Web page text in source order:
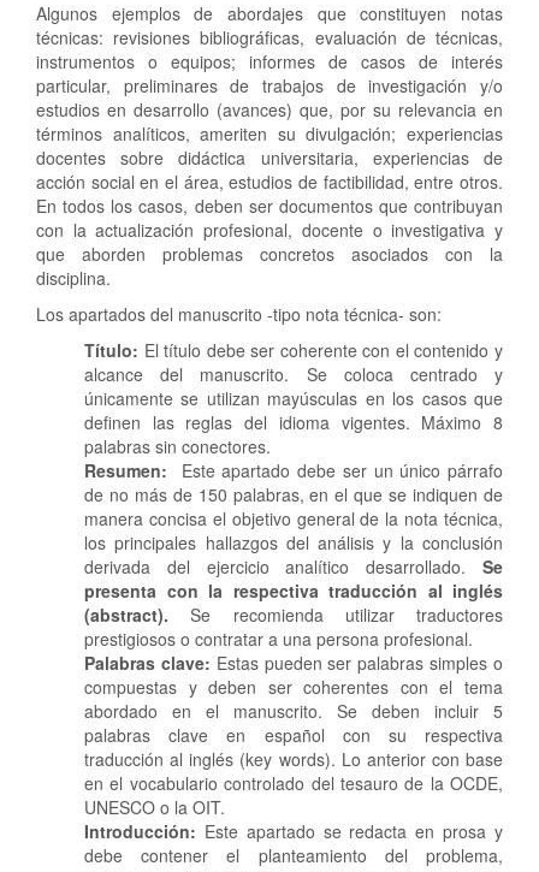
Algunos ejemplos de abordajes que constituyen notas
técnicas: revisiones bibliográficas, evaluación de técnicas,
instrumentos o equipos; informes de casos de interés
particular, preliminares de trabajos de investigación y/o
estudios en desarrollo (avances) que, por su relevancia en
términos analíticos, ameriten su divulgación; experiencias
docentes sobre didáctica universitaria, experiencias de
acción social en el área, estudios de factibilidad, entre otros.
En todos los casos, deben ser documentos que contribuyan
con la actualización profesional, docente o investigativa y
que aborden problemas concretos asociados con la
disciplina.
Los apartados del manuscrito -tipo nota técnica- son:
Título: El título debe ser coherente con el contenido y
alcance del manuscrito. Se coloca centrado y
únicamente se utilizan mayúsculas en los casos que
definen las reglas del idioma vigentes. Máximo 8
palabras sin conectores.
Resumen: Este apartado debe ser un único párrafo
de no más de 150 palabras, en el que se indiquen de
manera concisa el objetivo general de la nota técnica,
los principales hallazgos del análisis y la conclusión
derivada del ejercicio analítico desarrollado. Se
presenta con la respectiva traducción al inglés
(abstract).Se recomienda utilizar traductores
prestigiosos o contratar a una persona profesional.
Palabras clave: Estas pueden ser palabras simples o
compuestas y deben ser coherentes con el tema
abordado en el manuscrito. Se deben incluir 5
palabras clave en español con su respectiva
traducción al inglés (key words). Lo anterior con base
en el vocabulario controlado del tesauro de la OCDE,
UNESCO o la OIT.
Introducción: Este apartado se redacta en prosa y
debe contener el planteamiento del problema,